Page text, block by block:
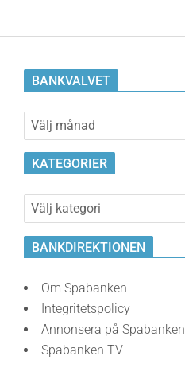
BANKVALVET
Bankvalvet
KATEGORIER
Kategorier
BANKDIREKTIONEN
Om Spabanken
Integritetspolicy
Annonsera på Spabanken
Spabanken TV